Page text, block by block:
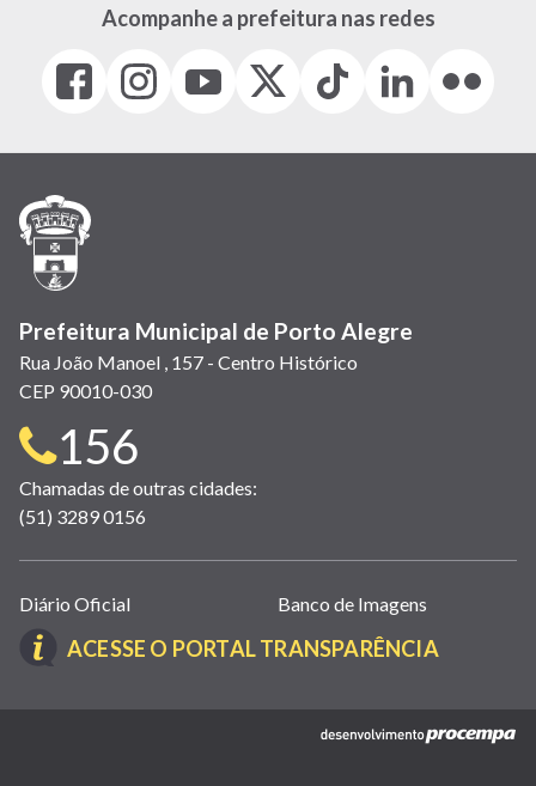
Acompanhe a prefeitura nas redes
Facebook
(link
em
janela)
Instagram
(link
em
(link
em
(Antigo
(link
Tiktok
(link
em
LinkedIn
(link
em
(link
em
Prefeitura Municipal de Porto Alegre
Rua João Manoel , 157 - Centro Histórico
CEP 90010-030
Telefone
para
contato:
156
Chamadas de outras cidades:
(51) 3289 0156
Links
úteis
(abrem
nova
Diário Oficial Banco de Imagens
ACESSE O PORTAL TRANSPARÊNCIA(LINK
EM
NOVA